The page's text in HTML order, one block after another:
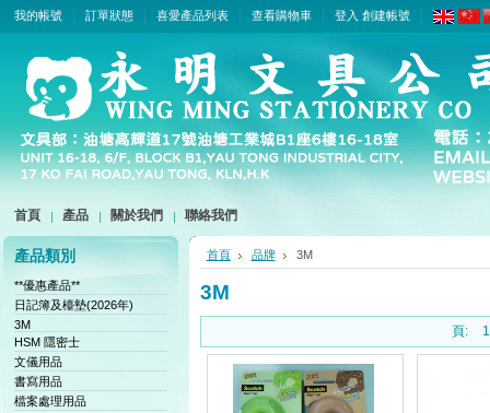
我的帳號 訂單狀態 喜愛產品列表 查看購物車 登入 創建帳號
首頁 產品 關於我們 聯絡我們
產品類別
**優惠產品**
日記簿及檯墊(2026年)
3M
HSM 隱密士
文儀用品
書寫用品
檔案處理用品
首頁 品牌 3M
3M
頁: 1